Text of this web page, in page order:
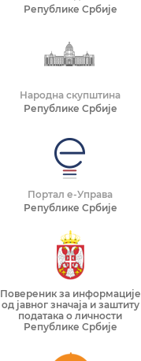
Републике Србије
Народна скупштина
Републике Србије
Портал е-Управа
Републике Србије
Повереник за информације
од јавног значаја и заштиту
података о личности
Републике Србије